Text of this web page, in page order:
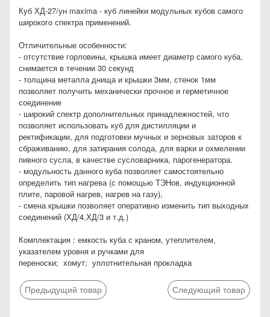
Куб ХД-27/ун maxima - куб линейки модульных кубов самого
широкого спектра применений.
Отличительные особенности:
- отсутствие горловины, крышка имеет диаметр самого куба,
снимается в течении 30 секунд
- толщина металла днища и крышки 3мм, стенок 1мм
позволяет получить механически прочное и герметичное
соединение
- широкий спектр дополнительных принадлежностей, что
позволяет использовать куб для дистилляции и
ректификации, для подготовки мучных и зерновых заторов к
сбраживанию, для затирания солода, для варки и охмелении
пивного сусла, в качестве сусловарника, парогенератора.
- модульность данного куба позволяет самостоятельно
определить тип нагрева (с помощью ТЭНов, индукционной
плите, паровой нагрев, нагрев на газу),
- смена крышки позволяет оперативно изменить тип выходных
соединений (ХД/4,ХД/3 и т.д.)
Комплектация : емкость куба с краном, утеплителем,
указателем уровня и ручками для
переноски; хомут; уплотнительная прокладка
Предыдущий товар Следующий товар